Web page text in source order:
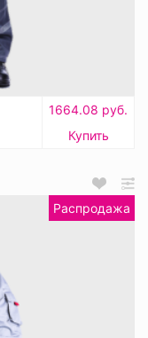
1664.08 руб.
Купить
Распродажа